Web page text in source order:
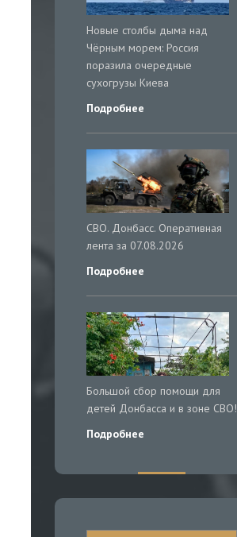
Новые столбы дыма над
Чёрным морем: Россия
поразила очередные
сухогрузы Киева
Подробнее
СВО. Донбасс. Оперативная
лента за 07.08.2026
Подробнее
Большой сбор помощи для
детей Донбасса и в зоне СВО!
Подробнее